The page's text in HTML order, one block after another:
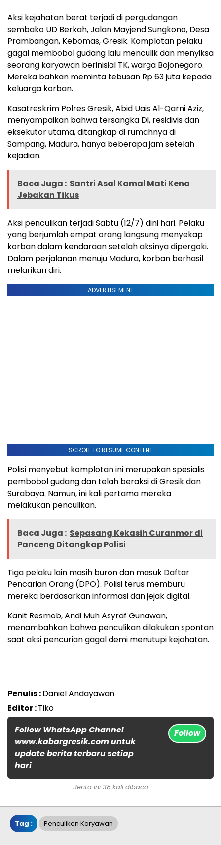
Aksi kejahatan berat terjadi di pergudangan
sembako UD Berkah, Jalan Mayjend Sungkono, Desa
Prambangan, Kebomas, Gresik. Komplotan pelaku
gagal membobol gudang lalu menculik dan menyiksa
seorang karyawan berinisial TK, warga Bojonegoro.
Mereka bahkan meminta tebusan Rp 63 juta kepada
keluarga korban.
Kasatreskrim Polres Gresik, Abid Uais Al-Qarni Aziz,
menyampaikan bahwa tersangka DI, residivis dan
eksekutor utama, ditangkap di rumahnya di
Sampang, Madura, hanya beberapa jam setelah
kejadian.
Baca Juga : Santri Asal Kamal Mati Kena
Jebakan Tikus
Aksi penculikan terjadi Sabtu (12/7) dini hari. Pelaku
yang berjumlah empat orang langsung menyekap
korban dalam kendaraan setelah aksinya dipergoki.
Dalam perjalanan menuju Madura, korban berhasil
melarikan diri.
ADVERTISEMENT
SCROLL TO RESUME CONTENT
Polisi menyebut komplotan ini merupakan spesialis
pembobol gudang dan telah beraksi di Gresik dan
Surabaya. Namun, ini kali pertama mereka
melakukan penculikan.
Baca Juga : Sepasang Kekasih Curanmor di
Panceng Ditangkap Polisi
Tiga pelaku lain masih buron dan masuk Daftar
Pencarian Orang (DPO). Polisi terus memburu
mereka berdasarkan informasi dan jejak digital.
Kanit Resmob, Andi Muh Asyraf Gunawan,
menambahkan bahwa penculikan dilakukan spontan
saat aksi pencurian gagal demi menutupi kejahatan.
Penulis :Daniel Andayawan
Editor :Tiko
Follow WhatsApp Channel
www.kabargresik.com untuk
update berita terbaru setiap
hari
Follow
Berita ini 38 kali dibaca
Tag : Penculikan Karyawan